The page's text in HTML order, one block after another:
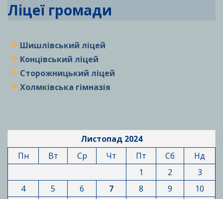
Ліцеї громади
Шишлівський ліцей
Концівський ліцей
Сторожницький ліцей
Холмківська гімназія
Листопад 2024
Пн
Вт Ср Чт Пт Сб
Нд
1
2
3
4
5 6 7 8 9
10